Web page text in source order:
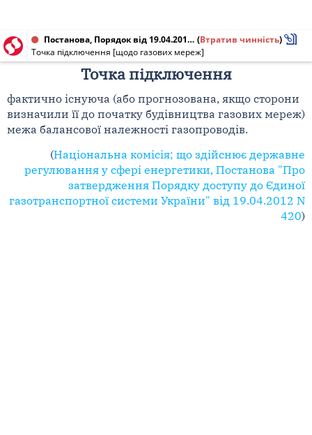
Постанова, Порядок від 19.04.2012 № 420 (Втратив чинність)
Точка підключення [щодо газових мереж]